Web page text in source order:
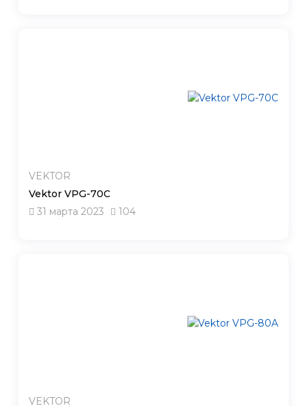
VEKTOR
Vektor VPG-70C
31 марта 2023
104
VEKTOR